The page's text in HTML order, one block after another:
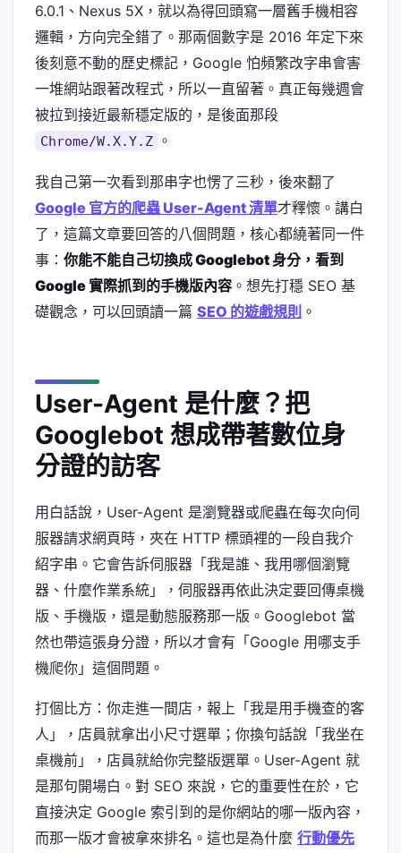
6.0.1、Nexus 5X，就以為得回頭寫一層舊手機相容
邏輯，方向完全錯了。那兩個數字是 2016 年定下來
後刻意不動的歷史標記，Google 怕頻繁改字串會害
一堆網站跟著改程式，所以一直留著。真正每幾週會
被拉到接近最新穩定版的，是後面那段
Chrome/W.X.Y.Z 。
我自己第一次看到那串字也愣了三秒，後來翻了
Google 官方的爬蟲 User-Agent 清單才釋懷。講白
了，這篇文章要回答的八個問題，核心都繞著同一件
事： 你能不能自己切換成 Googlebot 身分，看到
Google 實際抓到的手機版內容 。想先打穩 SEO 基
礎觀念，可以回頭讀一篇 SEO 的遊戲規則 。
User-Agent 是什麼？把
Googlebot 想成帶著數位身
分證的訪客
用白話說，User-Agent 是瀏覽器或爬蟲在每次向伺
服器請求網頁時，夾在 HTTP 標頭裡的一段自我介
紹字串。它會告訴伺服器「我是誰、我用哪個瀏覽
器、什麼作業系統」，伺服器再依此決定要回傳桌機
版、手機版，還是動態服務那一版。Googlebot 當
然也帶這張身分證，所以才會有「Google 用哪支手
機爬你」這個問題。
打個比方：你走進一間店，報上「我是用手機查的客
人」，店員就拿出小尺寸選單；你換句話說「我坐在
桌機前」，店員就給你完整版選單。User-Agent 就
是那句開場白。對 SEO 來說，它的重要性在於，它
直接決定 Google 索引到的是你網站的哪一版內容，
而那一版才會被拿來排名。這也是為什麼 行動優先